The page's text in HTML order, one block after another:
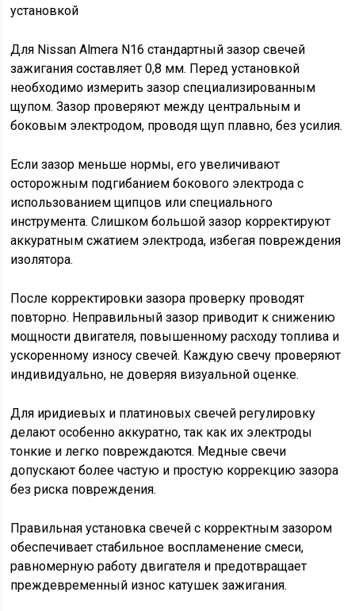
Для Nissan Almera N16 стандартный зазор свечей
зажигания составляет 0,8 мм. Перед установкой
необходимо измерить зазор специализированным
щупом. Зазор проверяют между центральным и
боковым электродом, проводя щуп плавно, без усилия.
Если зазор меньше нормы, его увеличивают
осторожным подгибанием бокового электрода с
использованием щипцов или специального
инструмента. Слишком большой зазор корректируют
аккуратным сжатием электрода, избегая повреждения
изолятора.
После корректировки зазора проверку проводят
повторно. Неправильный зазор приводит к снижению
мощности двигателя, повышенному расходу топлива и
ускоренному износу свечей. Каждую свечу проверяют
индивидуально, не доверяя визуальной оценке.
Для иридиевых и платиновых свечей регулировку
делают особенно аккуратно, так как их электроды
тонкие и легко повреждаются. Медные свечи
допускают более частую и простую коррекцию зазора
без риска повреждения.
Правильная установка свечей с корректным зазором
обеспечивает стабильное воспламенение смеси,
равномерную работу двигателя и предотвращает
преждевременный износ катушек зажигания.